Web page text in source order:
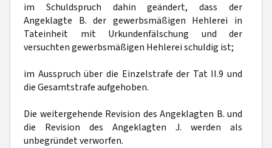
im Schuldspruch dahin geändert, dass der
Angeklagte B. der gewerbsmäßigen Hehlerei in
Tateinheit mit Urkundenfälschung und der
versuchten gewerbsmäßigen Hehlerei schuldig ist;
im Ausspruch über die Einzelstrafe der Tat II.9 und
die Gesamtstrafe aufgehoben.
Die weitergehende Revision des Angeklagten B. und
die Revision des Angeklagten J. werden als
unbegründet verworfen.